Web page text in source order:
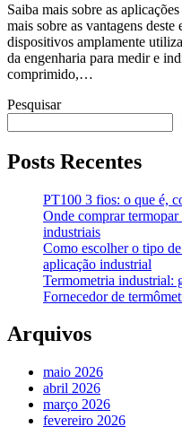
Saiba mais sobre as
mais sobre as vantagens
dispositivos amplamente
da engenharia para medir e
comprimido,…
Pesquisar
Posts Recentes
PT100 3 fios: o que é,
Onde comprar
industriais
Como escolher o tipo
aplicação industrial
Termometria industrial:
Fornecedor de
Arquivos
maio 2026
abril 2026
março 2026
fevereiro 2026